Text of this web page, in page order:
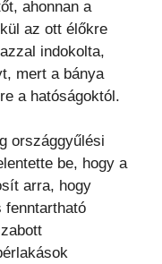
ahonnan a
az ott élőkre
indokolta,
mert a bánya
a hatóságoktól.
országgyűlési
be, hogy a
arra, hogy
fenntartható